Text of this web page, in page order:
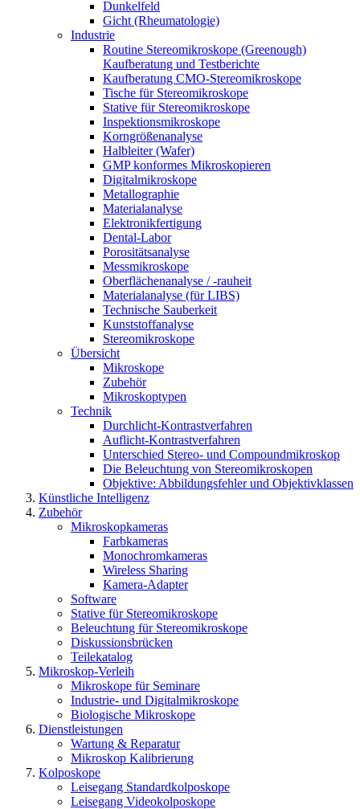
Dunkelfeld
Gicht (Rheumatologie)
Industrie
Routine Stereomikroskope (Greenough)
Kaufberatung und Testberichte
Kaufberatung CMO-Stereomikroskope
Tische für Stereomikroskope
Stative für Stereomikroskope
Inspektionsmikroskope
Korngrößenanalyse
Halbleiter (Wafer)
GMP konformes Mikroskopieren
Digitalmikroskope
Metallographie
Materialanalyse
Elektronikfertigung
Dental-Labor
Porositätsanalyse
Messmikroskope
Oberflächenanalyse / -rauheit
Materialanalyse (für LIBS)
Technische Sauberkeit
Kunststoffanalyse
Stereomikroskope
Übersicht
Mikroskope
Zubehör
Mikroskoptypen
Technik
Durchlicht-Kontrastverfahren
Auflicht-Kontrastverfahren
Unterschied Stereo- und Compoundmikroskop
Die Beleuchtung von Stereomikroskopen
Objektive: Abbildungsfehler und Objektivklassen
Künstliche Intelligenz
Zubehör
Mikroskopkameras
Farbkameras
Monochromkameras
Wireless Sharing
Kamera-Adapter
Software
Stative für Stereomikroskope
Beleuchtung für Stereomikroskope
Diskussionsbrücken
Teilekatalog
Mikroskop-Verleih
Mikroskope für Seminare
Industrie- und Digitalmikroskope
Biologische Mikroskope
Dienstleistungen
Wartung & Reparatur
Mikroskop Kalibrierung
Kolposkope
Leisegang Standardkolposkope
Leisegang Videokolposkope